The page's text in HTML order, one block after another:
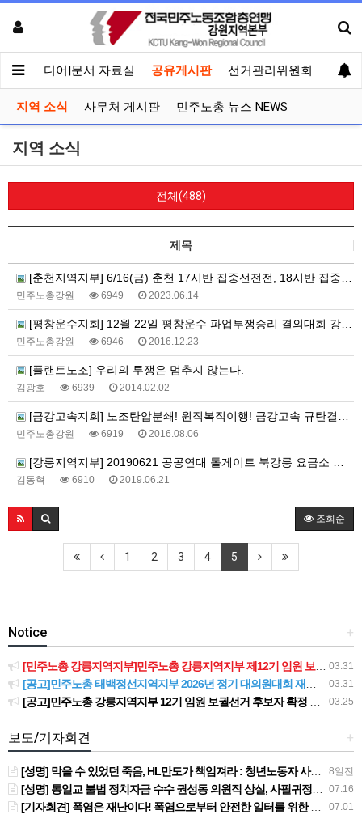
견 미디어|문서 자료실 공유게시판 선거관리위원회
지역 소식 사무처 게시판 민주노총 뉴스 NEWS
지역 소식
전체(488)
제목
[춘천지역지부] 6/16(금) 춘천 17시반 집중선전전, 18시반 집중촛불문화제
민주노총강원 6949 2023.06.14
[평창운수지회] 12월 22일 평창운수 파업투쟁승리 결의대회 강릉터미널에서 진행
민주노총강원 6946 2016.12.23
[플랜트노조] 우리의 투쟁은 멈추지 않는다.
김광호 6939 2014.02.02
[금강고속지회] 노조탄압분쇄! 원직복직이행! 금강고속 규탄결의대회
민주노총강원 6919 2016.08.06
[강릉지역지부] 20190621 공공연대 톨게이트 북강릉 요금소 출근 투쟁
김동혁 6910 2019.06.21
조회순
1 2 3 4 5
+
Notice
03.31
[민주노총 강릉지역지부]민주노총 강릉지역지부 제12기 임원 보궐선거결과 공고
03.31
[공고]민주노총 태백정선지역지부 2026년 정기 대의원대회 재소집 건
03.25
[공고]민주노총 강릉지역지부 12기 임원 보궐선거 후보자 확정 공고
+
보도/기자회견
8일전
[성명] 막을 수 있었던 죽음, HL만도가 책임져라 : 청년노동자 사망사고의 철저한 진상규명과 재발방지 대책 마련하라
07.16
[성명] 통일교 불법 정치자금 수수 권성동 의원직 상실, 사필귀정이다
07.01
[기자회견] 폭염은 재난이다! 폭염으로부터 안전한 일터를 위한 민주노총 강원지역본부 폭염감시단 선포 기자회견